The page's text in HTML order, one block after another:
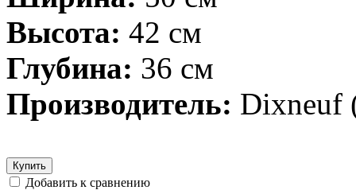
Высота: 42 см
Глубина: 36 см
Производитель: Dixneuf
Купить
Добавить к сравнению